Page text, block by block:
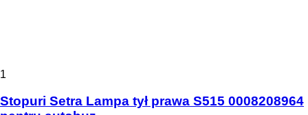
1
Stopuri Setra Lampa tył prawa S515 0008208964